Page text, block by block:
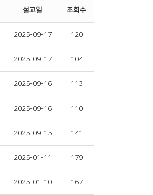
설교일 조회수
2025-09-17 120
2025-09-17 104
2025-09-16 113
2025-09-16 110
2025-09-15 141
2025-01-11 179
2025-01-10 167